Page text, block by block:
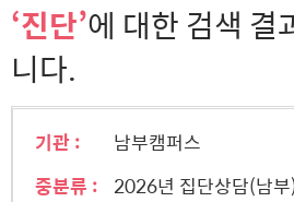
‘진단’에 대한 검색 결
니다.
기관 :
남부캠퍼스
중분류 :
2026년 집단상담(남